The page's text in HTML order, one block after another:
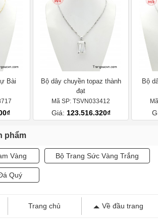
Bài
Bộ dây chuyền topaz thành
đạt
Mã SP: TSVN033412
Giá: 123.516.320₫
Bộ
phẩm
Vàng Bộ Trang Sức Vàng Trắng
Quý
Trang chủ Về đầu trang